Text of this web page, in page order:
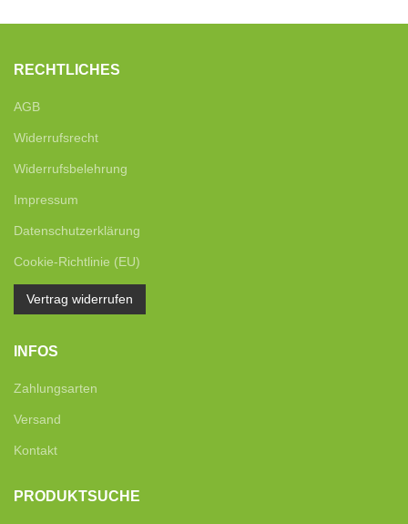
RECHTLICHES
AGB
Widerrufsrecht
Widerrufsbelehrung
Impressum
Datenschutzerklärung
Cookie-Richtlinie (EU)
Vertrag widerrufen
INFOS
Zahlungsarten
Versand
Kontakt
PRODUKTSUCHE